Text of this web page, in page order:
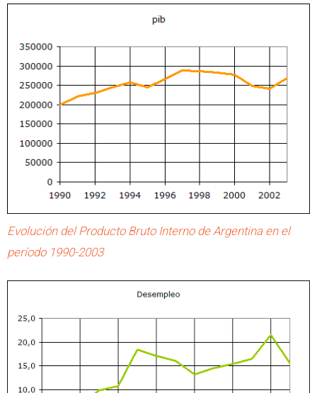
Evolución del Producto Bruto Interno de Argentina en el
período 1990-2003